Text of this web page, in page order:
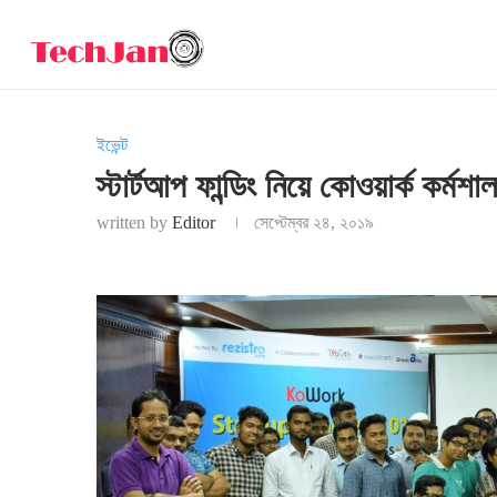
ইভেন্ট
স্টার্টআপ ফান্ডিং নিয়ে কোওয়ার্ক
written by Editor সেপ্টেম্বর ২৪, ২০১৯